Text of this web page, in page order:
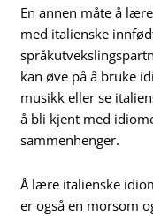
En annen måte å
med italienske
kan øve på å bruke
musikk eller se
å bli kjent med
sammenhenger.
Å lære italienske
er også en morsom